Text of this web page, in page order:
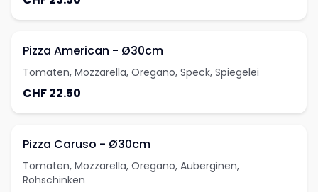
Pizza American - Ø30cm
Tomaten, Mozzarella, Oregano, Speck, Spiegelei
CHF 22.50
Pizza Caruso - Ø30cm
Tomaten, Mozzarella, Oregano, Auberginen,
Rohschinken